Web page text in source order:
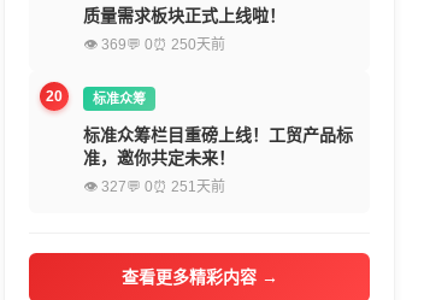
质量需求板块正式上线啦！
👁 369💬 0⏰ 250天前
20 标准众筹
标准众筹栏目重磅上线！工贸产品标
准，邀你共定未来！
👁 327💬 0⏰ 251天前
查看更多精彩内容 →